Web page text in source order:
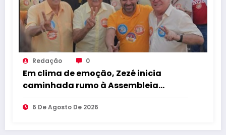
Redação 0
Em clima de emoção, Zezé inicia
caminhada rumo à Assembleia
Legislativa como candidato a
deputado estadual
6 De Agosto De 2026